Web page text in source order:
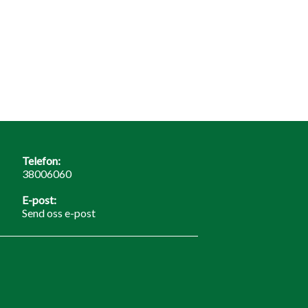
Telefon:
38006060
E-post:
Send oss e-post